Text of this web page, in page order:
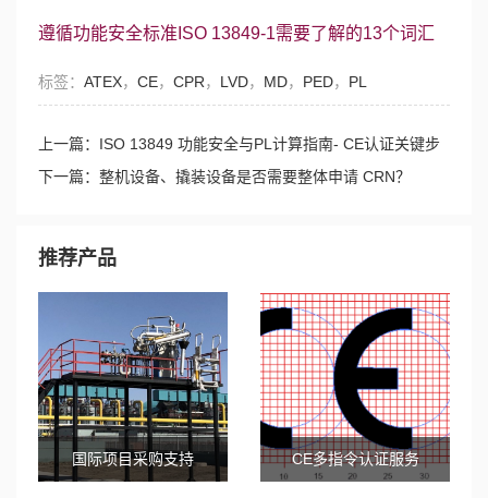
遵循功能安全标准ISO 13849-1需要了解的13个词汇
标签： ATEX， CE， CPR， LVD， MD， PED， PL
上一篇：ISO 13849 功能安全与PL计算指南- CE认证关键步
骤
下一篇：整机设备、撬装设备是否需要整体申请 CRN？
推荐产品
国际项目采购支持 CE多指令认证服务